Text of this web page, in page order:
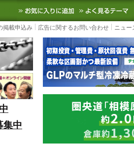
内外の最新の物流ニュースをお届
お気に入りに追
掲載申込み 広告に関するお問い合わせ ニュー
集中